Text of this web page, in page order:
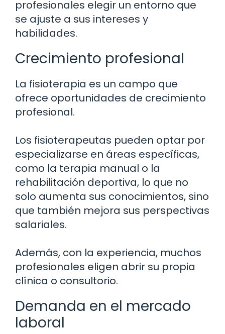
profesionales elegir un entorno que
se ajuste a sus intereses y
habilidades.
Crecimiento profesional
La fisioterapia es un campo que
ofrece oportunidades de crecimiento
profesional.
Los fisioterapeutas pueden optar por
especializarse en áreas específicas,
como la terapia manual o la
rehabilitación deportiva, lo que no
solo aumenta sus conocimientos, sino
que también mejora sus perspectivas
salariales.
Además, con la experiencia, muchos
profesionales eligen abrir su propia
clínica o consultorio.
Demanda en el mercado
laboral